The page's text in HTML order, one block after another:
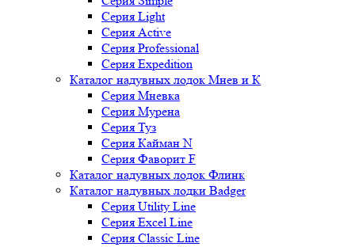
Серия Light
Серия Active
Серия Professional
Серия Expedition
Каталог надувных лодок Мнев и К
Серия Мневка
Серия Мурена
Серия Туз
Серия Кайман N
Серия Фаворит F
Каталог надувных лодок Флинк
Каталог надувных лодки Badger
Серия Utility Line
Серия Excel Line
Серия Classic Line